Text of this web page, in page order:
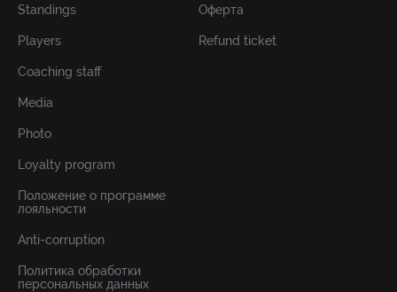
Standings
Players
Coaching staff
Media
Photo
Loyalty program
Положение о программе
лояльности
Anti-corruption
Политика обработки
персональных данных
Оферта
Refund ticket